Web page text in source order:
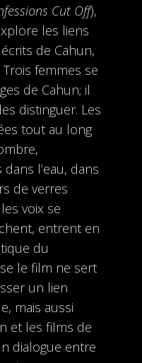
Cut Off),
les liens
de Cahun,
Trois femmes se
de Cahun; il
distinguer. Les
tout au long
l’eau, dans
de verres
voix se
entrent en
du
le film ne sert
un lien
mais aussi
et les films de
dialogue entre